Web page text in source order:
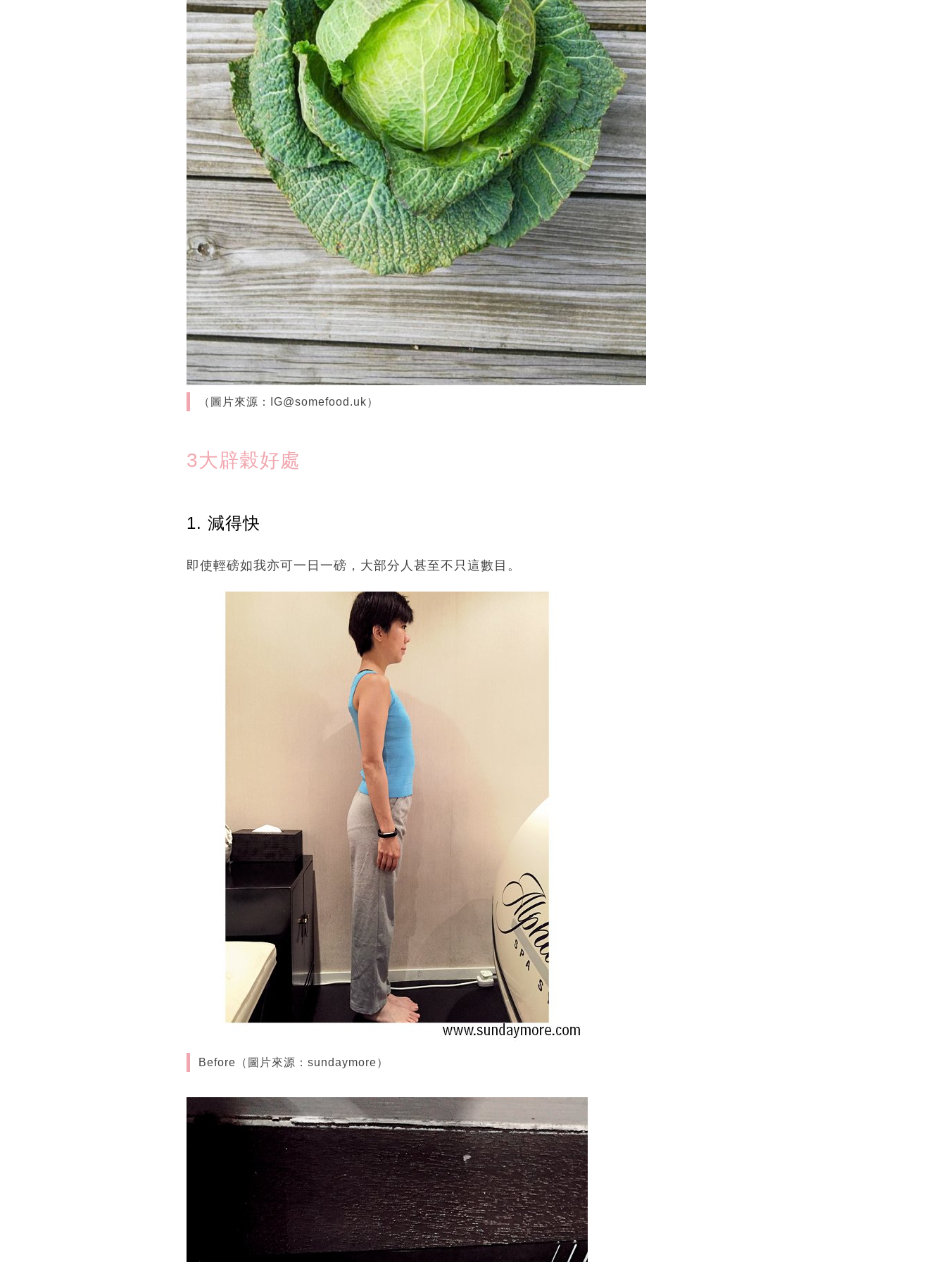
（圖片來源：IG@somefood.uk）
3大辟穀好處
1. 減得快
即使輕磅如我亦可一日一磅，大部分人甚至不只這數目。
Before（圖片來源：sundaymore）